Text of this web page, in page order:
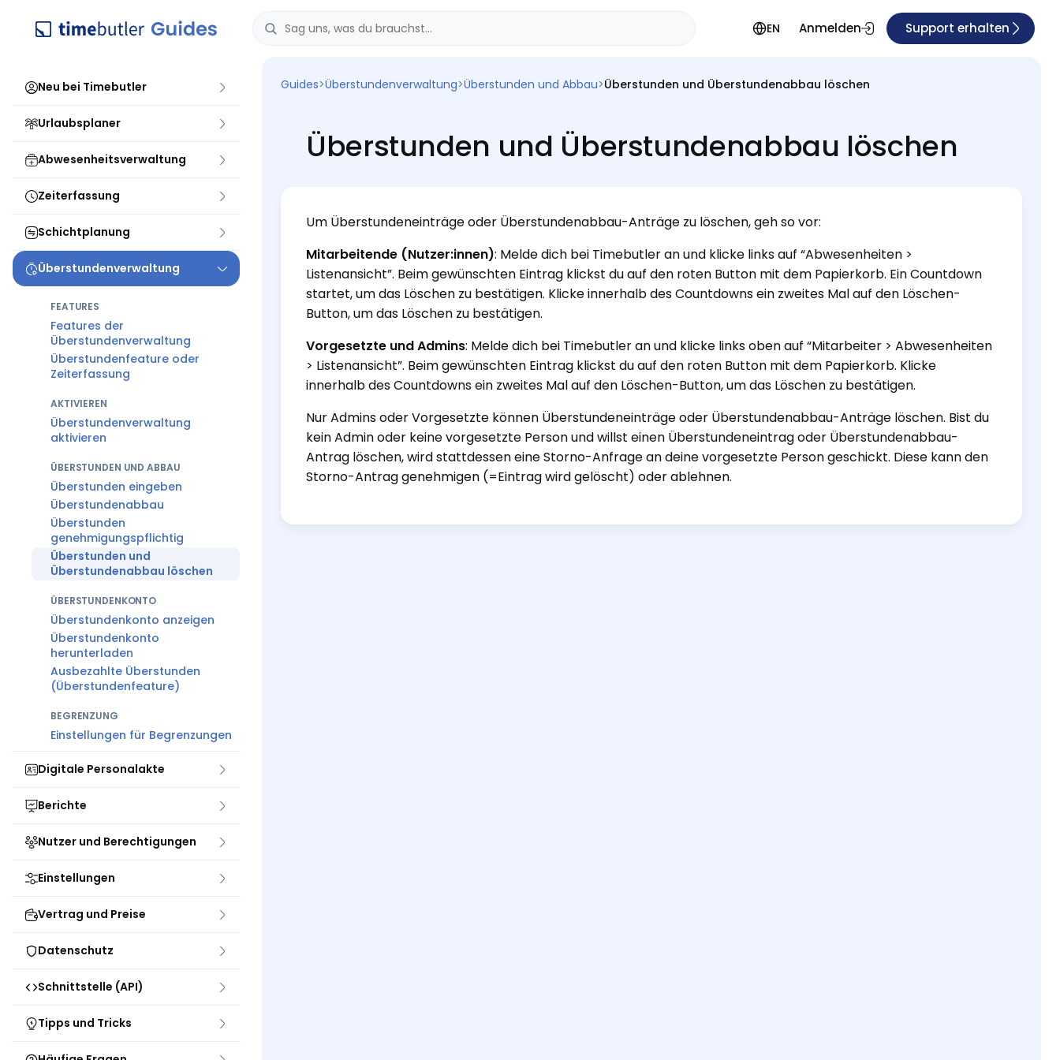
EN Anmelden Support erhalten
Neu bei Timebutler
Urlaubsplaner
Abwesenheitsverwaltung
Zeiterfassung
Schichtplanung
Überstundenverwaltung
FEATURES
Features der
Überstundenverwaltung
Überstundenfeature oder
Zeiterfassung
AKTIVIEREN
Überstundenverwaltung
aktivieren
ÜBERSTUNDEN UND ABBAU
Überstunden eingeben
Überstundenabbau
Überstunden
genehmigungspflichtig
Überstunden und
Überstundenabbau löschen
ÜBERSTUNDENKONTO
Überstundenkonto anzeigen
Überstundenkonto
herunterladen
Ausbezahlte Überstunden
(Überstundenfeature)
BEGRENZUNG
Einstellungen für Begrenzungen
Digitale Personalakte
Berichte
Nutzer und Berechtigungen
Einstellungen
Vertrag und Preise
Datenschutz
Schnittstelle (API)
Tipps und Tricks
Guides>Überstundenverwaltung>Überstunden und Abbau>Überstunden und Überstundenabbau löschen
Überstunden und Überstundenabbau löschen
Um Überstundeneinträge oder Überstundenabbau-Anträge zu löschen, geh so vor:
Mitarbeitende (Nutzer:innen): Melde dich bei Timebutler an und klicke links auf “Abwesenheiten >
Listenansicht”. Beim gewünschten Eintrag klickst du auf den roten Button mit dem Papierkorb. Ein Countdown
startet, um das Löschen zu bestätigen. Klicke innerhalb des Countdowns ein zweites Mal auf den Löschen-
Button, um das Löschen zu bestätigen.
Vorgesetzte und Admins: Melde dich bei Timebutler an und klicke links oben auf “Mitarbeiter > Abwesenheiten
> Listenansicht”. Beim gewünschten Eintrag klickst du auf den roten Button mit dem Papierkorb. Klicke
innerhalb des Countdowns ein zweites Mal auf den Löschen-Button, um das Löschen zu bestätigen.
Nur Admins oder Vorgesetzte können Überstundeneinträge oder Überstundenabbau-Anträge löschen. Bist du
kein Admin oder keine vorgesetzte Person und willst einen Überstundeneintrag oder Überstundenabbau-
Antrag löschen, wird stattdessen eine Storno-Anfrage an deine vorgesetzte Person geschickt. Diese kann den
Storno-Antrag genehmigen (=Eintrag wird gelöscht) oder ablehnen.